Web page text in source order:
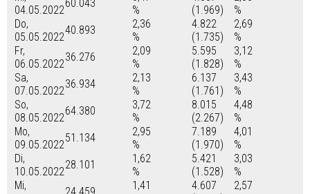
04.05.2022
60.043
%
(1.969)
%
Do,
05.05.2022
40.893
2,36
%
4.822
(1.735)
2,69
%
Fr,
06.05.2022
36.276
2,09
%
5.595
(1.828)
3,12
%
Sa,
07.05.2022
36.934
2,13
%
6.137
(1.761)
3,43
%
So,
08.05.2022
64.380
3,72
%
8.015
(2.267)
4,48
%
Mo,
09.05.2022
51.134
2,95
%
7.189
(1.970)
4,01
%
Di,
10.05.2022
28.101
1,62
%
5.421
(1.528)
3,03
%
Mi,
1,41
4.607
2,57